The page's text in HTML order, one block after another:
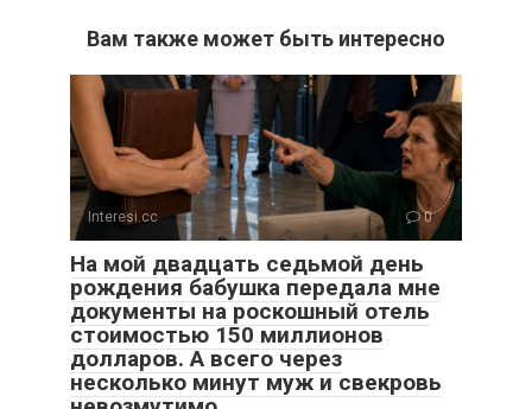
Вам также может быть интересно
Interesi.cc 0
На мой двадцать седьмой день
рождения бабушка передала мне
документы на роскошный отель
стоимостью 150 миллионов
долларов. А всего через
несколько минут муж и свекровь